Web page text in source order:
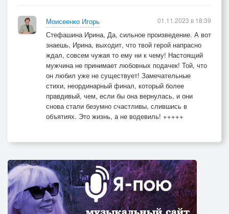
Моисеенко Игорь
Стефашина Ирина, Да, сильное произведение. А вот
знаешь, Ирина, выходит, что твой герой напрасно
ждал, совсем чужая то ему ни к чему! Настоящий
мужчина не принимает любовных подачек! Той, что
он любил уже не существует! Замечательные
стихи, неординарный финал, который более
правдивый, чем, если бы она вернулась, и они
снова стали безумно счастливы, слившись в
объятиях. Это жизнь, а не водевиль! +++++
01.11.2023 в 18:39